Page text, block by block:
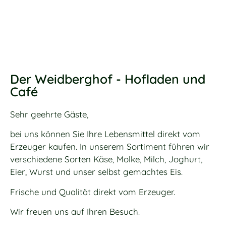
Der Weidberghof - Hofladen und
Café
Sehr geehrte Gäste,
bei uns können Sie Ihre Lebensmittel direkt vom
Erzeuger kaufen. In unserem Sortiment führen wir
verschiedene Sorten Käse, Molke, Milch, Joghurt,
Eier, Wurst und unser selbst gemachtes Eis.
Frische und Qualität direkt vom Erzeuger.
Wir freuen uns auf Ihren Besuch.